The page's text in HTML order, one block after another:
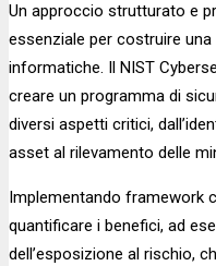
Un approccio strutturato e
essenziale per costruire
informatiche. Il NIST
creare un programma di
diversi aspetti critici,
asset al rilevamento delle
Implementando framework
quantificare i benefici, ad
dell’esposizione al rischio,